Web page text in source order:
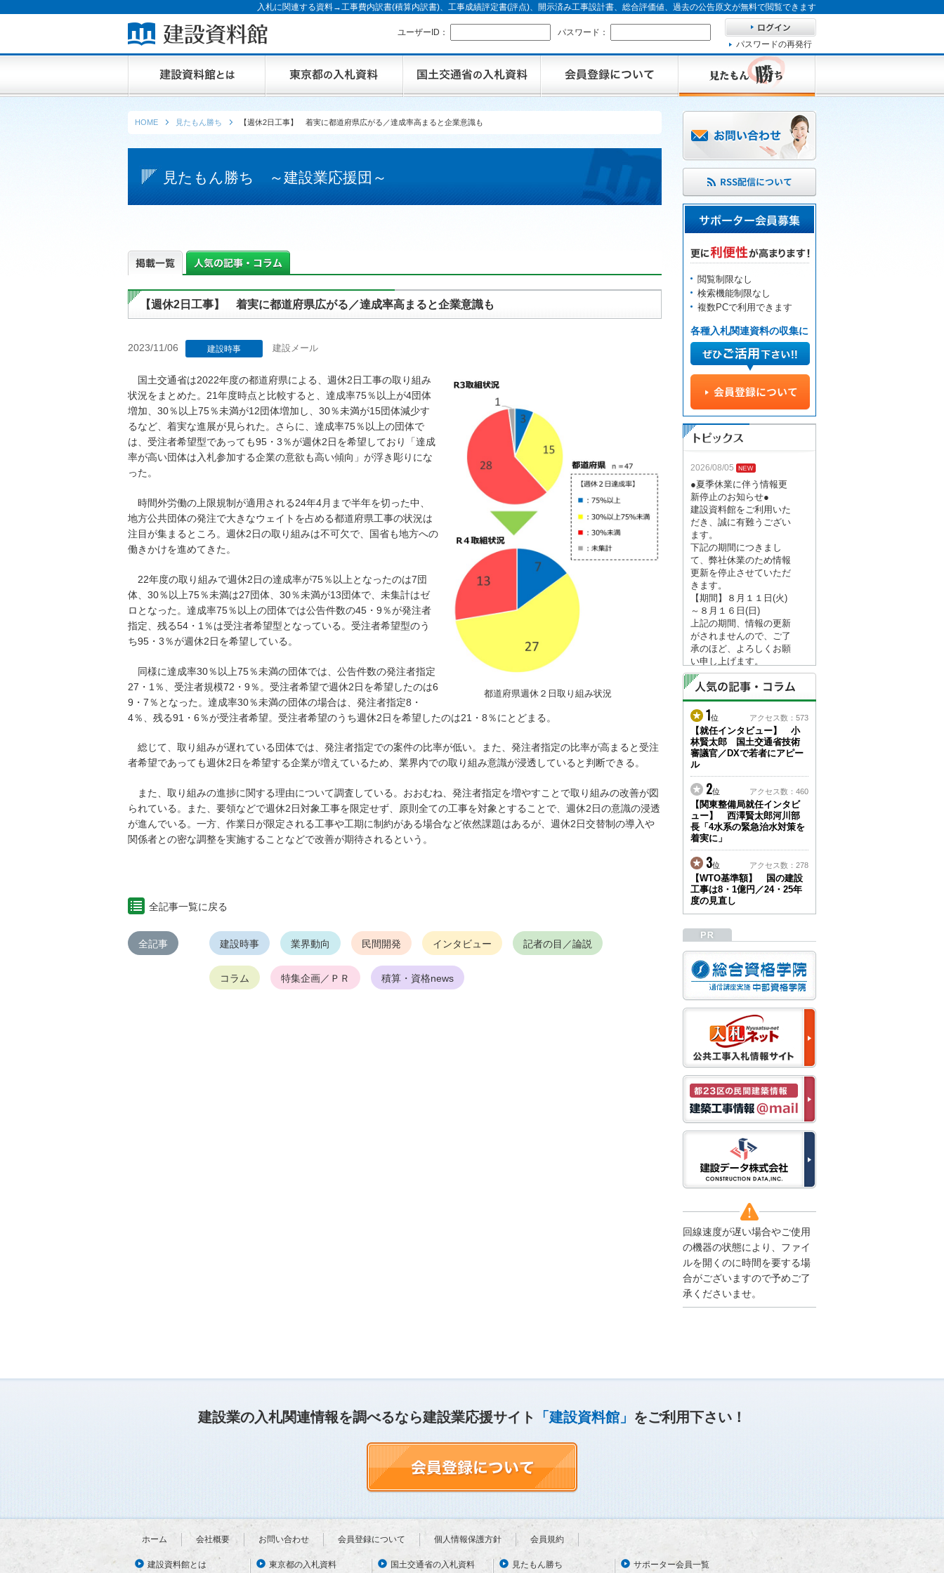
入札に関連する資料→工事費内訳書(積算内訳書)、工事成績評定書(評点)、開示済み工事設計書、総合評価値、過去の公告原文が無料で閲覧できます
ユーザーID：
パスワード：
パスワードの再発行
HOME 見たもん勝ち 【週休2日工事】 着実に都道府県広がる／達成率高まると企業意識も
見たもん勝ち ～建設業応援団～
【週休2日工事】 着実に都道府県広がる／達成率高まると企業意識も
2023/11/06 建設時事 建設メール
都道府県週休２日取り組み状況
国土交通省は2022年度の都道府県による、週休2日工事の取り組み
状況をまとめた。21年度時点と比較すると、達成率75％以上が4団体
増加、30％以上75％未満が12団体増加し、30％未満が15団体減少す
るなど、着実な進展が見られた。さらに、達成率75％以上の団体で
は、受注者希望型であっても95・3％が週休2日を希望しており「達成
率が高い団体は入札参加する企業の意欲も高い傾向」が浮き彫りにな
った。
時間外労働の上限規制が適用される24年4月まで半年を切った中、
地方公共団体の発注で大きなウェイトを占める都道府県工事の状況は
注目が集まるところ。週休2日の取り組みは不可欠で、国省も地方への
働きかけを進めてきた。
22年度の取り組みで週休2日の達成率が75％以上となったのは7団
体、30％以上75％未満は27団体、30％未満が13団体で、未集計はゼ
ロとなった。達成率75％以上の団体では公告件数の45・9％が発注者
指定、残る54・1％は受注者希望型となっている。受注者希望型のう
ち95・3％が週休2日を希望している。
同様に達成率30％以上75％未満の団体では、公告件数の発注者指定
27・1％、受注者規模72・9％。受注者希望で週休2日を希望したのは6
9・7％となった。達成率30％未満の団体の場合は、発注者指定8・
4％、残る91・6％が受注者希望。受注者希望のうち週休2日を希望したのは21・8％にとどまる。
総じて、取り組みが遅れている団体では、発注者指定での案件の比率が低い。また、発注者指定の比率が高まると受注
者希望であっても週休2日を希望する企業が増えているため、業界内での取り組み意識が浸透していると判断できる。
また、取り組みの進捗に関する理由について調査している。おおむね、発注者指定を増やすことで取り組みの改善が図
られている。また、要領などで週休2日対象工事を限定せず、原則全ての工事を対象とすることで、週休2日の意識の浸透
が進んでいる。一方、作業日が限定される工事や工期に制約がある場合など依然課題はあるが、週休2日交替制の導入や
関係者との密な調整を実施することなどで改善が期待されるという。
全記事一覧に戻る
全記事 建設時事 業界動向 民間開発 インタビュー 記者の目／論説
コラム 特集企画／ＰＲ 積算・資格news
閲覧制限なし
検索機能制限なし
複数PCで利用できます
各種入札関連資料の収集に
2026/08/05
●夏季休業に伴う情報更
新停止のお知らせ●
建設資料館をご利用いた
だき、誠に有難うござい
ます。
下記の期間につきまし
て、弊社休業のため情報
更新を停止させていただ
きます。
【期間】８月１１日(火)
～８月１６日(日)
上記の期間、情報の更新
がされませんので、ご了
承のほど、よろしくお願
い申し上げます。
なお、情報は８月１７日
(月)より登録されます。
2026/04/23
●ゴールデンウィークに
伴う情報更新停止のお知
らせ(05/02～05/10)●
ユーザー各位
建設資料館をご利用いた
だき、誠に有難うござい
ます。
下記の期間につきまし
て、弊社休業のため情報
更新を停止させていただ
きます。
【期間】５月２日(土)～
５月１０日(日)
上記の期間、情報の更新
がされませんので、ご了
い申し上げます。
から通常通り運営いたし
ます。
2025/12/22
●年末年始に伴う情報更
新停止のお知らせ●
建設資料館をご利用いた
だき、誠に有難うござい
ます。
下記の期間につきまし
て、弊社休業のため情報
更新を停止させていただ
きます。
【期間】１２月２７日
(土)～１月４日(日)
上記の期間、情報の更新
がされませんので、ご了
承のほど、よろしくお願
なお、情報は１月５日
(月)より登録されます。
2025/08/04
●夏季休業に伴う情報更
新停止のお知らせ●
建設資料館をご利用いた
だき、誠に有難うござい
がされませんので、ご了
承のほど、よろしくお願
伴う情報更新停止のお知
らせ(04/26～04/29、05/0
ユーザー各位
1位 アクセス数：573
【就任インタビュー】 小
林賢太郎 国土交通省技術
審議官／DXで若者にアピー
ル
2位 アクセス数：460
【関東整備局就任インタビ
ュー】 西澤賢太郎河川部
長「4水系の緊急治水対策を
着実に」
3位 アクセス数：278
【WTO基準額】 国の建設
工事は8・1億円／24・25年
度の見直し
回線速度が遅い場合やご使用
の機器の状態により、ファイ
ルを開くのに時間を要する場
合がございますので予めご了
承くださいませ。
建設業の入札関連情報を調べるなら建設業応援サイト 「建設資料館」 をご利用下さい！
ホーム 会社概要 お問い合わせ 会員登録について 個人情報保護方針 会員規約
建設資料館とは 東京都の入札資料 国土交通省の入札資料 見たもん勝ち サポーター会員一覧